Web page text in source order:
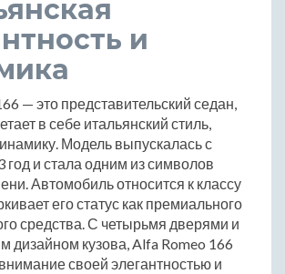
и
— это представительский седан,
в себе итальянский стиль,
Модель выпускалась с
год и стала одним из символов
Автомобиль относится к классу
его статус как премиального
средства. С четырьмя дверями и
дизайном кузова, Alfa Romeo 166
своей элегантностью и